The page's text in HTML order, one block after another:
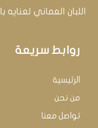
اللبان العماني لعنايه
روابط سريعة
الرئيسية
من نحن
تواصل معنا